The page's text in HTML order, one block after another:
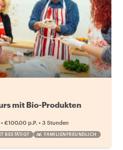
mit Bio-Produkten
• €100.00 p.P. • 3 Stunden
BESTÄTIGT FAMILIENFREUNDLICH